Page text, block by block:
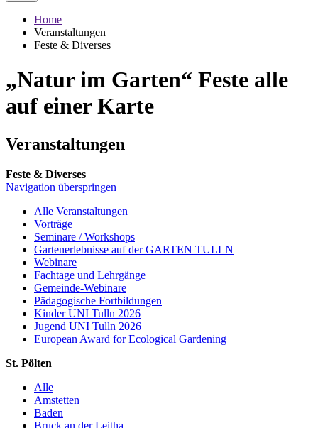
Home
Veranstaltungen
Feste & Diverses
„Natur im Garten“ Feste alle
auf einer Karte
Veranstaltungen
Feste & Diverses
Navigation überspringen
Alle Veranstaltungen
Vorträge
Seminare / Workshops
Gartenerlebnisse auf der GARTEN TULLN
Webinare
Fachtage und Lehrgänge
Gemeinde-Webinare
Pädagogische Fortbildungen
Kinder UNI Tulln 2026
Jugend UNI Tulln 2026
European Award for Ecological Gardening
St. Pölten
Alle
Amstetten
Baden
Bruck an der Leitha